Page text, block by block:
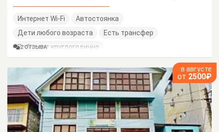
Интернет Wi-Fi
Автостоянка
Дети любого возраста
Есть трансфер
Работает круглогодично
2 ОТЗЫВА
в августе
от 2500₽